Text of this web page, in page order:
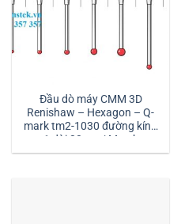
Đầu dò máy CMM 3D
Renishaw – Hexagon – Q-
mark tm2-1030 đường kính
1 dài 30mm:| Mstek
Technology